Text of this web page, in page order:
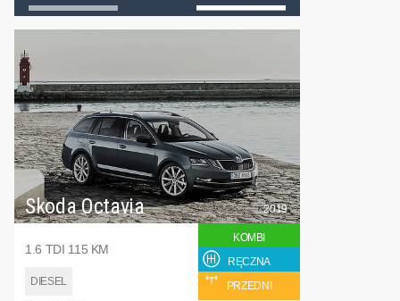
Skoda Octavia
1.6 TDI 115 KM
DIESEL
2019
KOMBI
RĘCZNA
PRZEDNI